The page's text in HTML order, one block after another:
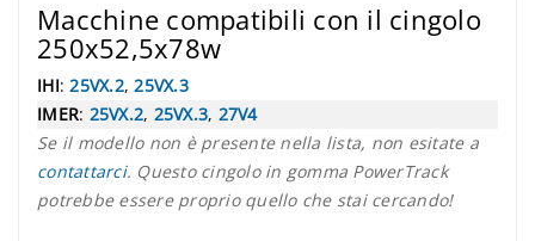
Macchine compatibili con il cingolo
250x52,5x78w
IHI:25VX.2,25VX.3
IMER: 25VX.2, 25VX.3, 27V4
Se il modello non è presente nella lista, non esitate a
contattarci. Questo cingolo in gomma PowerTrack
potrebbe essere proprio quello che stai cercando!